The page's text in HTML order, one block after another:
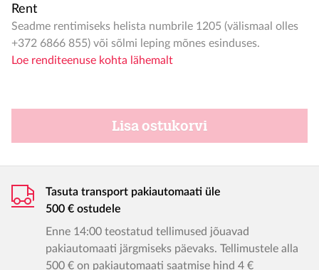
Rent
Seadme rentimiseks helista numbrile 1205 (välismaal olles
+372 6866 855) või sõlmi leping mõnes esinduses.
Loe renditeenuse kohta lähemalt
Lisa ostukorvi
Tasuta transport pakiautomaati üle
500 € ostudele
Enne 14:00 teostatud tellimused jõuavad
pakiautomaati järgmiseks päevaks. Tellimustele alla
500 € on pakiautomaati saatmise hind 4 €